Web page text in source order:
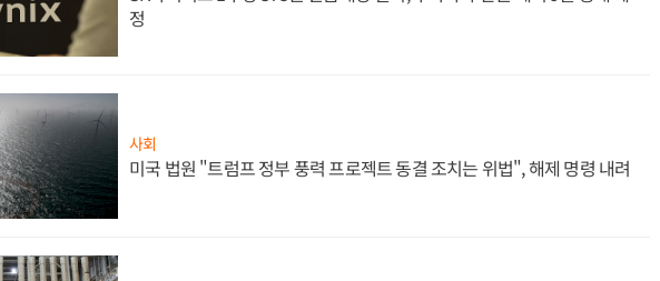
정
사회
미국 법원 "트럼프 정부 풍력 프로젝트 동결 조치는 위법", 해제 명령 내려